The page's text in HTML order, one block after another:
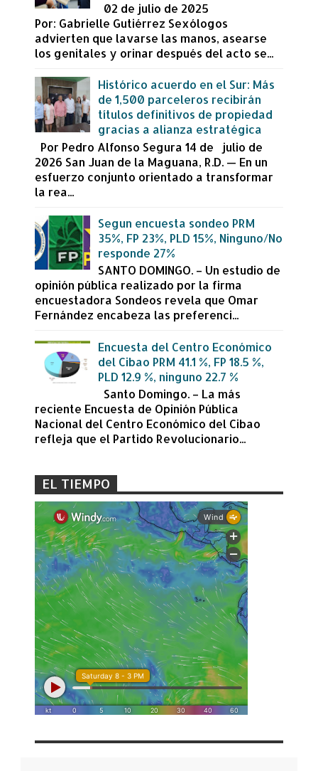
02 de julio de 2025
Por: Gabrielle Gutiérrez Sexólogos
advierten que lavarse las manos, asearse
los genitales y orinar después del acto se...
Histórico acuerdo en el Sur: Más
de 1,500 parceleros recibirán
títulos definitivos de propiedad
gracias a alianza estratégica
Por Pedro Alfonso Segura 14 de julio de
2026 San Juan de la Maguana, R.D. — En un
esfuerzo conjunto orientado a transformar
la rea...
Segun encuesta sondeo PRM
35%, FP 23%, PLD 15%, Ninguno/No
responde 27%
SANTO DOMINGO. – Un estudio de
opinión pública realizado por la firma
encuestadora Sondeos revela que Omar
Fernández encabeza las preferenci...
Encuesta del Centro Económico
del Cibao PRM 41.1 %, FP 18.5 %,
PLD 12.9 %, ninguno 22.7 %
Santo Domingo. – La más
reciente Encuesta de Opinión Pública
Nacional del Centro Económico del Cibao
refleja que el Partido Revolucionario...
EL TIEMPO